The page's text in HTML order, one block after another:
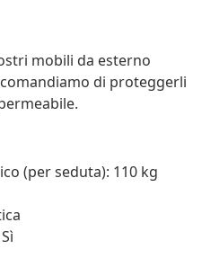
mobili da esterno
di proteggerli
(per seduta): 110 kg